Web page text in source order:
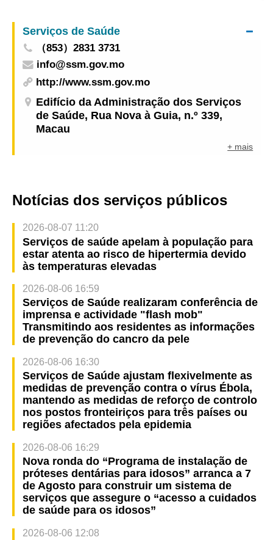
Serviços de Saúde
（853）2831 3731
info@ssm.gov.mo
http://www.ssm.gov.mo
Edifício da Administração dos Serviços
de Saúde, Rua Nova à Guia, n.º 339,
Macau
+ mais
Notícias dos serviços públicos
2026-08-07 11:20
Serviços de saúde apelam à população para
estar atenta ao risco de hipertermia devido
às temperaturas elevadas
2026-08-06 16:59
Serviços de Saúde realizaram conferência de
imprensa e actividade "flash mob"
Transmitindo aos residentes as informações
de prevenção do cancro da pele
2026-08-06 16:30
Serviços de Saúde ajustam flexivelmente as
medidas de prevenção contra o vírus Ébola,
mantendo as medidas de reforço de controlo
nos postos fronteiriços para três países ou
regiões afectados pela epidemia
2026-08-06 16:29
Nova ronda do “Programa de instalação de
próteses dentárias para idosos” arranca a 7
de Agosto para construir um sistema de
serviços que assegure o “acesso a cuidados
de saúde para os idosos”
2026-08-06 12:08